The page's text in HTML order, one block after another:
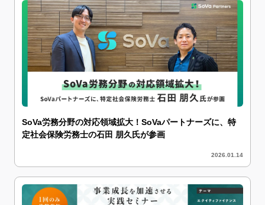
SoVa労務分野の対応領域拡大！SoVaパートナーズに、特
定社会保険労務士の石田 朋久氏が参画
2026.01.14